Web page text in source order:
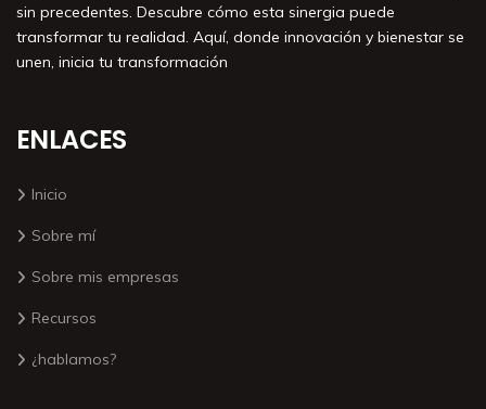
sin precedentes. Descubre cómo esta sinergia puede
transformar tu realidad. Aquí, donde innovación y bienestar se
unen, inicia tu transformación
ENLACES
Inicio
Sobre mí
Sobre mis empresas
Recursos
¿hablamos?